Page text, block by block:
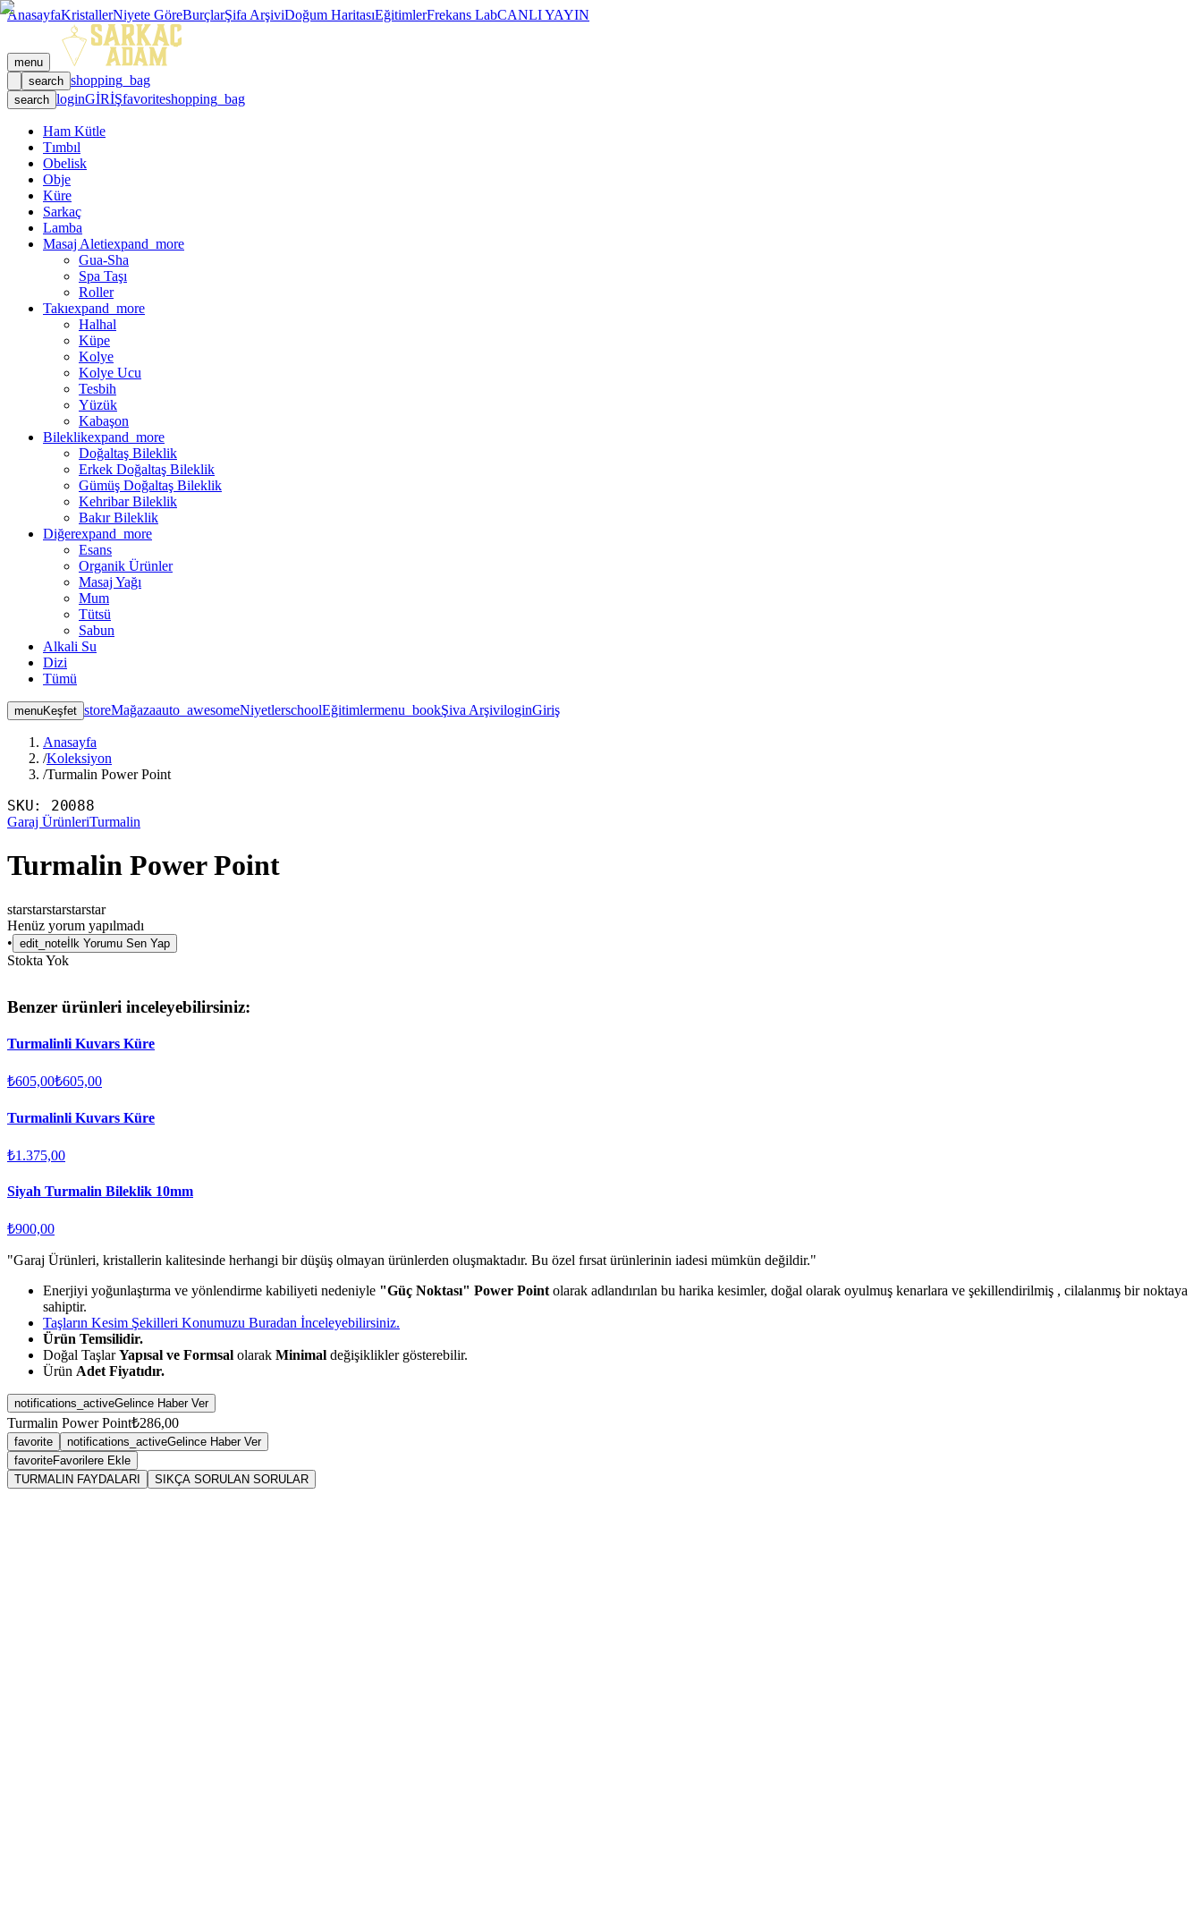
AnasayfaKristallerNiyete GöreBurçlarŞifa ArşiviDoğum HaritasıEğitimlerFrekans LabCANLI YAYIN
menu
search shopping_bag
search loginGİRİŞfavoriteshopping_bag
Ham Kütle
Tımbıl
Obelisk
Obje
Küre
Sarkaç
Lamba
Masaj Aletiexpand_more
Gua-Sha
Spa Taşı
Roller
Takıexpand_more
Halhal
Küpe
Kolye
Kolye Ucu
Tesbih
Yüzük
Kabaşon
Bileklikexpand_more
Doğaltaş Bileklik
Erkek Doğaltaş Bileklik
Gümüş Doğaltaş Bileklik
Kehribar Bileklik
Bakır Bileklik
Diğerexpand_more
Esans
Organik Ürünler
Masaj Yağı
Mum
Tütsü
Sabun
Alkali Su
Dizi
Tümü
menuKeşfet storeMağazaauto_awesomeNiyetlerschoolEğitimlermenu_bookŞiva ArşiviloginGiriş
Anasayfa
/Koleksiyon
/Turmalin Power Point
SKU: 20088
Garaj ÜrünleriTurmalin
Turmalin Power Point
starstarstarstarstar
Henüz yorum yapılmadı
• edit_note İlk Yorumu Sen Yap
Stokta Yok
Benzer ürünleri inceleyebilirsiniz:
Turmalinli Kuvars Küre
₺605,00₺605,00
Turmalinli Kuvars Küre
₺1.375,00
Siyah Turmalin Bileklik 10mm
₺900,00
"Garaj Ürünleri, kristallerin kalitesinde herhangi bir düşüş olmayan ürünlerden oluşmaktadır. Bu özel fırsat ürünlerinin iadesi mümkün değildir."
Enerjiyi yoğunlaştırma ve yönlendirme kabiliyeti nedeniyle "Güç Noktası" Power Pointolarak adlandırılan bu harika kesimler, doğal olarak oyulmuş kenarlara ve şekillendirilmiş , cilalanmış bir noktaya
sahiptir.
Taşların Kesim Şekilleri Konumuzu Buradan İnceleyebilirsiniz.
Ürün Temsilidir.
Doğal TaşlarYapısal ve Formsal olarak Minimal değişiklikler gösterebilir.
Ürün Adet Fiyatıdır.
notifications_activeGelince Haber Ver
Turmalin Power Point₺286,00
favorite notifications_activeGelince Haber Ver
favoriteFavorilere Ekle
TURMALIN FAYDALARI
SIKÇA SORULAN SORULAR